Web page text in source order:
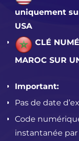
uniquement
USA
CLÉ
MAROC SUR
Important:
Pas de date
Code
instantanée par